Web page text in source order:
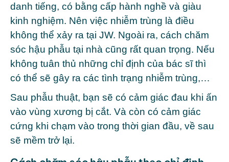
danh tiếng, có bằng cấp hành nghề và giàu
kinh nghiệm. Nên việc nhiễm trùng là điều
không thể xảy ra tại JW. Ngoài ra, cách chăm
sóc hậu phẫu tại nhà cũng rất quan trọng. Nếu
không tuân thủ những chỉ định của bác sĩ thì
có thể sẽ gây ra các tình trạng nhiễm trùng,…
Sau phẫu thuật, bạn sẽ có cảm giác đau khi ấn
vào vùng xương bị cắt. Và còn có cảm giác
cứng khi chạm vào trong thời gian đầu, về sau
sẽ mềm trở lại.